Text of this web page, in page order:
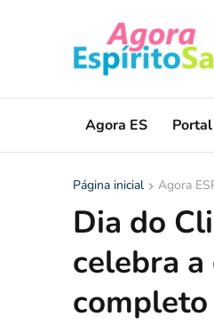
Agora ES Portal
Página inicial Agora
Dia do
celebra
completo